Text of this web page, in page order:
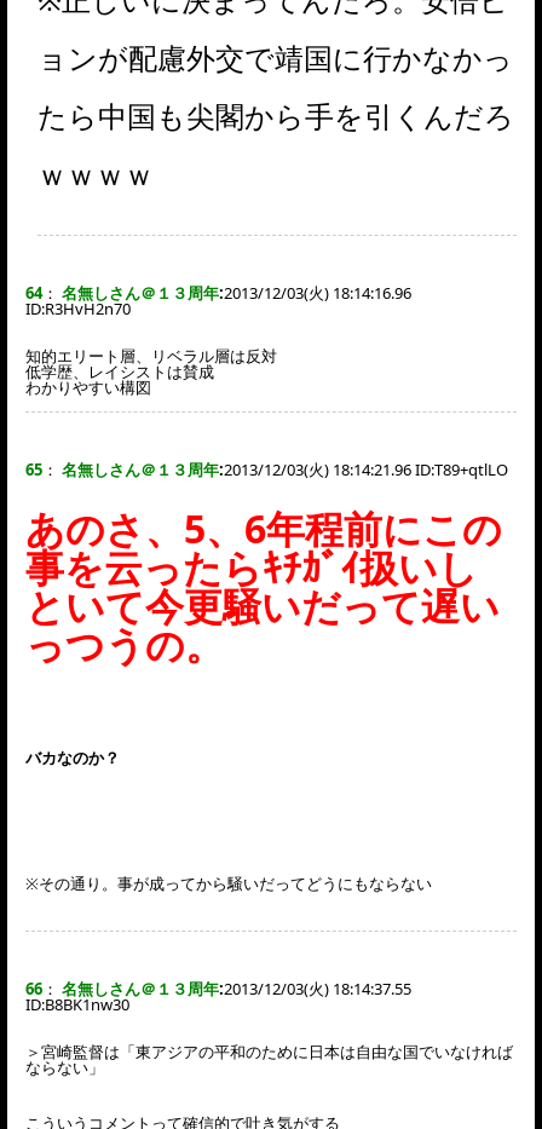
ョンが配慮外交で靖国に行かなかっ
たら中国も尖閣から手を引くんだろ
ｗｗｗｗ
64： 名無しさん＠１３周年:2013/12/03(火) 18:14:16.96
ID:R3HvH2n70
知的エリート層、リベラル層は反対
低学歴、レイシストは賛成
わかりやすい構図
65 ： 名無しさん＠１３周年:2013/12/03(火) 18:14:21.96 ID:T89+qtlLO
あのさ、5、6年程前にこの
事を云ったらｷﾁｶﾞｲ扱いし
といて今更騒いだって遅い
っつうの。
バカなのか？
※その通り。事が成ってから騒いだってどうにもならない
66 ： 名無しさん＠１３周年:2013/12/03(火) 18:14:37.55
ID:B8BK1nw30
＞宮崎監督は「東アジアの平和のために日本は自由な国でいなければ
ならない」
こういうコメントって確信的で吐き気がする